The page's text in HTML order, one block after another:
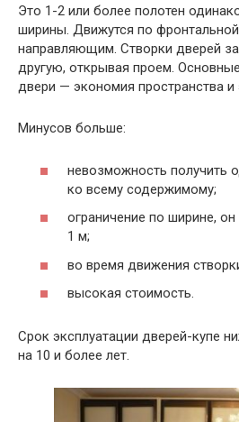
Это 1-2 или более полотен
ширины. Движутся по
направляющим. Створки дверей
другую, открывая проем.
двери — экономия пространства и
Минусов больше:
невозможность получить
ко всему содержимому;
ограничение по ширине,
1 м;
во время движения
высокая стоимость.
Срок эксплуатации дверей-купе
на 10 и более лет.